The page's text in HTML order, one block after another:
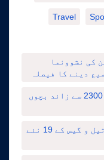
Travel
کی نشوونما
اسلام آباد میں تعلیمی مہم کے تحت 2300 سے زائد بچوں
او جی ڈی سی ایل نے 2023 سے اب تک تیل و گیس کے 19 نئے